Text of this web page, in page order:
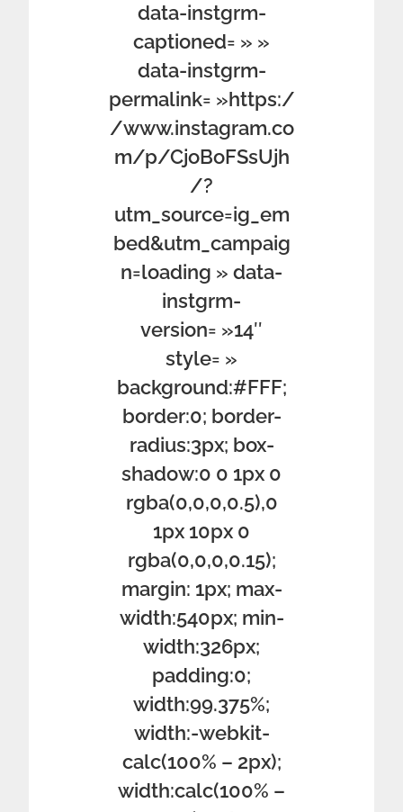
data-instgrm-
captioned= » »
data-instgrm-
permalink= »https:/
/www.instagram.co
m/p/CjoBoFSsUjh
/?
utm_source=ig_em
bed&utm_campaig
n=loading » data-
instgrm-
version= »14″
style= »
background:#FFF;
border:0; border-
radius:3px; box-
shadow:0 0 1px 0
rgba(0,0,0,0.5),0
1px 10px 0
rgba(0,0,0,0.15);
margin: 1px; max-
width:540px; min-
width:326px;
padding:0;
width:99.375%;
width:-webkit-
calc(100% – 2px);
width:calc(100% –